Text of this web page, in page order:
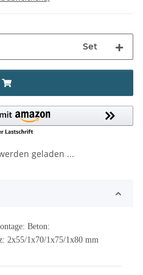
Set
geladen ...
Beton:
2x55/1x70/1x75/1x80 mm